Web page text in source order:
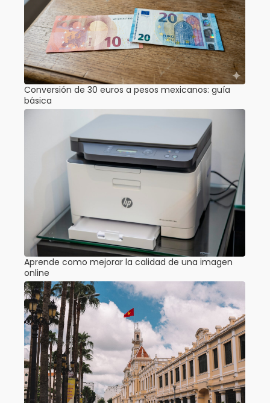
Conversión de 30 euros a pesos mexicanos: guía
básica
Aprende como mejorar la calidad de una imagen
online